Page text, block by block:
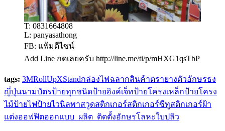
T: 0831664808
L: panyasathong
FB: แฟ้มดีไซน์
Add Line กดเลยครับ http://line.me/ti/p/mHXG1qsTbP
tags: 3MRollUpXStandกล่องไฟฉลากสินค้าตรายางตัวอักษรธง
ญี่ปุ่นนามบัตรป้ายทุกชนิดป้ายอิงค์เจ็ทป้ายโครงเหล็กป้ายโครง
ไม้ป้ายไฟป้ายไวนิลพาสวูดสติกเกอร์สติกเกอร์ซีทูสติกเกอร์ฝ้า
แต่งออฟฟิตออกแบบ_ผลิต_ติดตั้งอักษรโลหะใบปลิว